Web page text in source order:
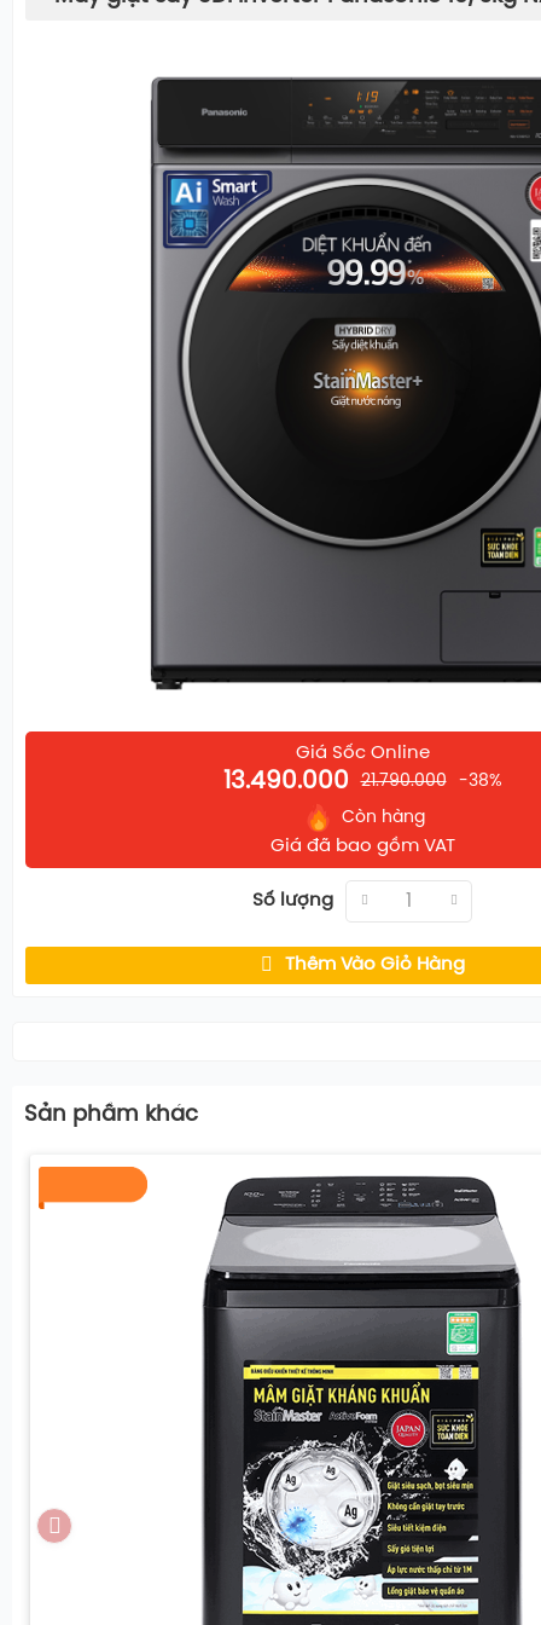
Máy giặt sấy Panasonic 10/6kg NA-
sở hữu thiết kế hiện đại và tinh tế
Ngay từ cái nhìn đầu tiên, chiếc máy này gây ấn tượng
thiết kế phẳng, tối giản nhưng vô cùng sang trọng với
trung tính. Lớp vỏ ngoài được làm từ chất liệu cao cấp,
trước các tác động của môi trường mà còn rất dễ dàng
khiển cảm biến gương hiện đại kết hợp màn hình LED
thông số, giúp người dùng thao tác một cách trực quan
Kích thước của thiết bị này được tối ưu hóa để phù hợp
gian nội thất, từ phòng giặt riêng biệt đến các góc nhỏ
Trải nghiệm các tính năng công
Chiếc máy này không chỉ đơn thuần là sự kết hợp giữa
còn là một hệ thống chăm sóc sợi vải chuyên sâu với
độc quyền từ Panasonic.
Công nghệ Hybrid Dry – Sấy nâng niu bảo vệ
Điểm khác biệt lớn nhất của sản phẩm nằm ở công
Khác với các dòng máy sấy truyền thống thường dùng
làm khô nhanh nhưng dễ gây co rút hoặc hư hại sợi vải,
Panasonic NA-S106FC1LVduy trì nhiệt độ bên trong
Giá Sốc Online
13.490.000 21.790.000 -38%
Còn hàng
Giá đã bao gồm VAT
Số lượng
Thêm Vào Giỏ Hàng
Sản phầm khác